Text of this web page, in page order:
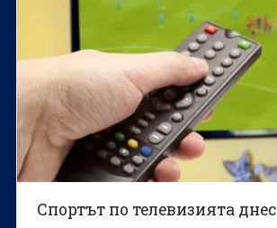
Спортът по телевизията днес